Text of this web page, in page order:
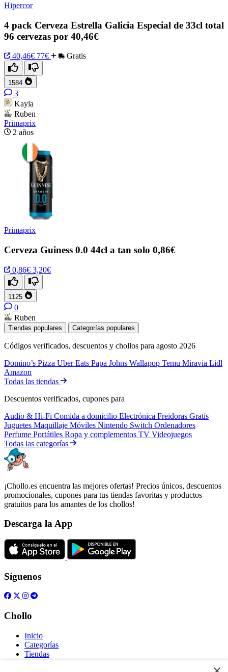
Hipercor
4 pack Cerveza Estrella Galicia Especial de 33cl total
96 cervezas por 40,46€
40,46€ 77€ Gratis
1584
3
Kayla
Ruben
Primaprix
2 años
Primaprix
Cerveza Guiness 0.0 44cl a tan solo 0,86€
0,86€ 3,20€
1125
0
Ruben
Tiendas populares Categorías populares
Códigos verificados, descuentos y chollos para agosto 2026
Domino’s Pizza Uber Eats Papa Johns Wallapop Temu Miravia Lidl
Amazon
Todas las tiendas
Descuentos verificados, cupones para
Audio & Hi-Fi Comida a domicilio Electrónica Freidoras Gratis
Juguetes Maquillaje Móviles Nintendo Switch Ordenadores
Perfume Portátiles Ropa y complementos TV Videojuegos
Todas las categorías
¡Chollo.es encuentra las mejores ofertas! Precios únicos, descuentos
promocionales, cupones para tus tiendas favoritas y productos
gratuitos para los amantes de los chollos!
Descarga la App
Síguenos
Chollo
Inicio
Categorías
Tiendas
Gratis